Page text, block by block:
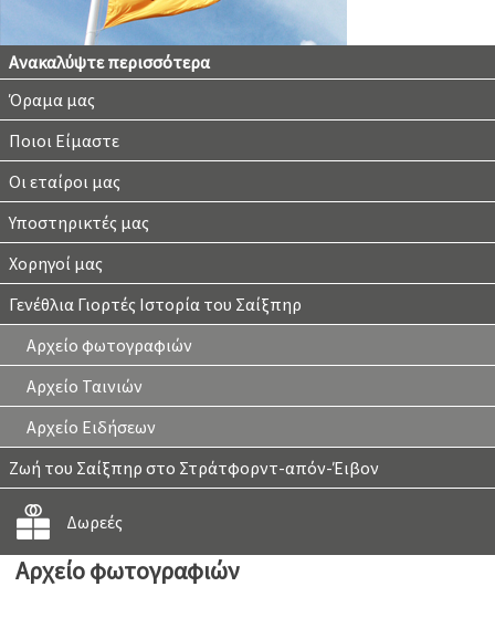
Ανακαλύψτε περισσότερα
Όραμα μας
Ποιοι Είμαστε
Οι εταίροι μας
Υποστηρικτές μας
Χορηγοί μας
Γενέθλια Γιορτές Ιστορία του Σαίξπηρ
Αρχείο φωτογραφιών
Αρχείο Ταινιών
Αρχείο Ειδήσεων
Ζωή του Σαίξπηρ στο Στράτφορντ-απόν-Έιβον
Δωρεές
Αρχείο φωτογραφιών